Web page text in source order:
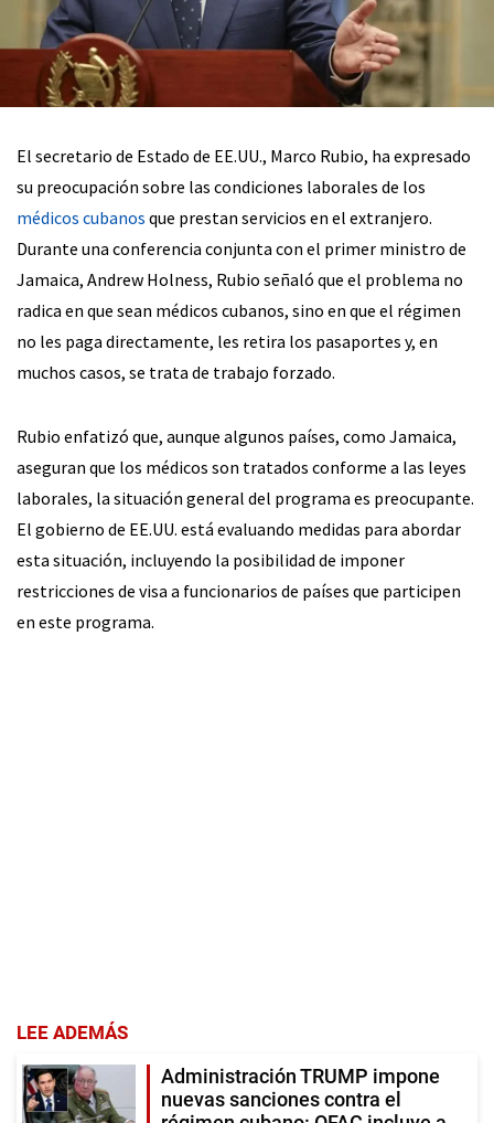
El secretario de Estado de EE.UU., Marco Rubio, ha expresado
su preocupación sobre las condiciones laborales de los
médicos cubanos que prestan servicios en el extranjero.
Durante una conferencia conjunta con el primer ministro de
Jamaica, Andrew Holness, Rubio señaló que el problema no
radica en que sean médicos cubanos, sino en que el régimen
no les paga directamente, les retira los pasaportes y, en
muchos casos, se trata de trabajo forzado.
Rubio enfatizó que, aunque algunos países, como Jamaica,
aseguran que los médicos son tratados conforme a las leyes
laborales, la situación general del programa es preocupante.
El gobierno de EE.UU. está evaluando medidas para abordar
esta situación, incluyendo la posibilidad de imponer
restricciones de visa a funcionarios de países que participen
en este programa.
LEE ADEMÁS
Administración TRUMP impone
nuevas sanciones contra el